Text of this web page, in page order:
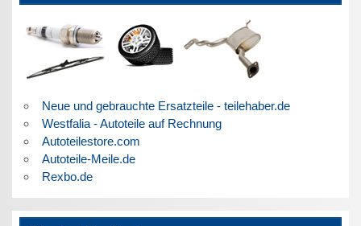
Neue und gebrauchte Ersatzteile - teilehaber.de
Westfalia - Autoteile auf Rechnung
Autoteilestore.com
Autoteile-Meile.de
Rexbo.de